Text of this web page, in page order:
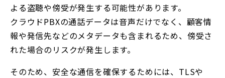
よる盗聴や傍受が発生する可能性があります。
クラウドPBXの通話データは音声だけでなく、顧客情
報や発信先などのメタデータも含まれるため、傍受さ
れた場合のリスクが発生します。
そのため、安全な通信を確保するためには、TLSや